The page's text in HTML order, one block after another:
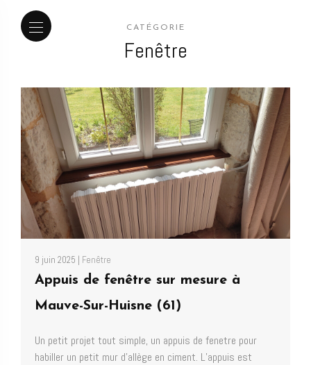
CATÉGORIE
Fenêtre
9 juin 2025 | Fenêtre
Appuis de fenêtre sur mesure à
Mauve-Sur-Huisne (61)
Un petit projet tout simple, un appuis de fenetre pour
habiller un petit mur d’allège en ciment. L’appuis est